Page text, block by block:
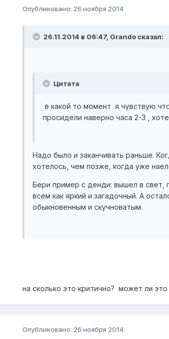
Опубликовано: 26 ноября 2014
26.11.2014 в 06:47, Grando сказал:
Цитата
в какой то момент я чувствую
просидели наверно часа 2-3 ,
Надо было и заканчивать раньше.
хотелось, чем позже, когда уже
Бери пример с денди: вышел в свет,
всем как яркий и загадочный. А
обыкновенным и скучноватым.
на сколько это критично? может ли
Опубликовано: 26 ноября 2014